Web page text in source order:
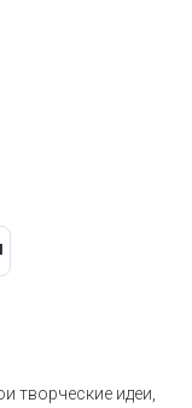
творческие идеи,